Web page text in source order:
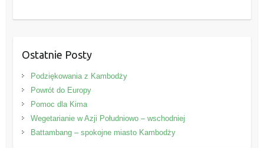
Ostatnie Posty
Podziękowania z Kambodży
Powrót do Europy
Pomoc dla Kima
Wegetarianie w Azji Południowo – wschodniej
Battambang – spokojne miasto Kambodży